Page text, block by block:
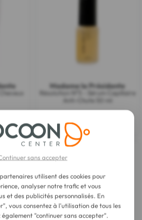
Madame la Présidente
Résolution N°3 - Sérum Capillaire
39,90 €
sans accepter
utilisent des cookies pour
analyser notre trafic et vous
et des publicités personnalisés. En
vous consentez à l'utilisation de tous les
également "continuer sans accepter".